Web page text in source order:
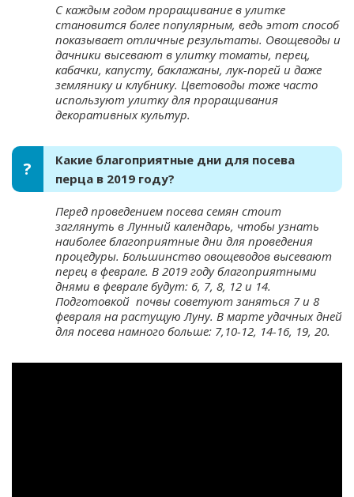
С каждым годом проращивание в улитке
становится более популярным, ведь этот способ
показывает отличные результаты. Овощеводы и
дачники высевают в улитку томаты, перец,
кабачки, капусту, баклажаны, лук-порей и даже
землянику и клубнику. Цветоводы тоже часто
используют улитку для проращивания
декоративных культур.
Какие благоприятные дни для посева
перца в 2019 году?
Перед проведением посева семян стоит
заглянуть в Лунный календарь, чтобы узнать
наиболее благоприятные дни для проведения
процедуры. Большинство овощеводов высевают
перец в феврале. В 2019 году благоприятными
днями в феврале будут: 6, 7, 8, 12 и 14.
Подготовкой почвы советуют заняться 7 и 8
февраля на растущую Луну. В марте удачных дней
для посева намного больше: 7,10-12, 14-16, 19, 20.